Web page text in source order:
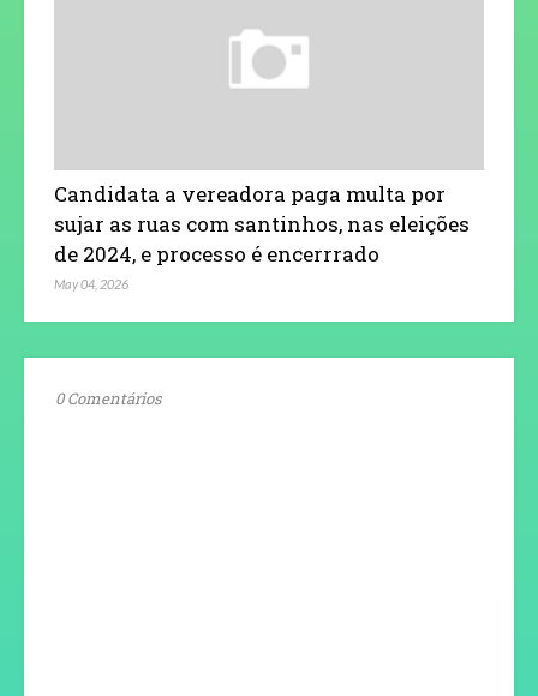
Candidata a vereadora paga multa por
sujar as ruas com santinhos, nas eleições
de 2024, e processo é encerrrado
May 04, 2026
0 Comentários